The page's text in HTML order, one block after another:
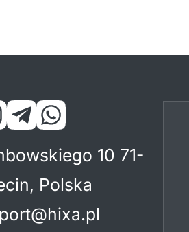
10 71-
Polska